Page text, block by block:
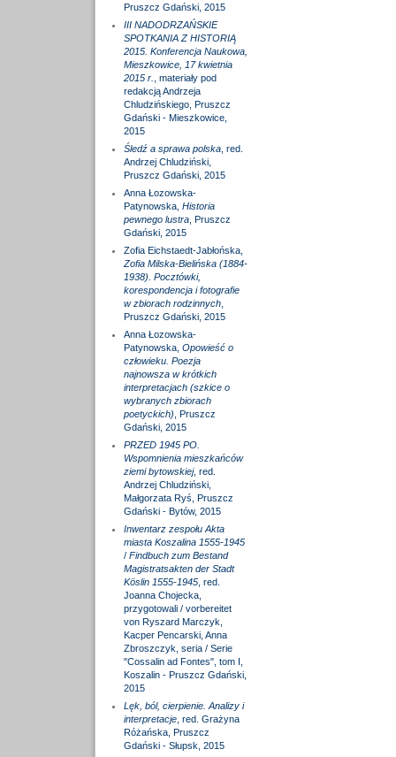
Pruszcz Gdański, 2015
III NADODRZAŃSKIE
SPOTKANIA Z HISTORIĄ
2015. Konferencja Naukowa,
Mieszkowice, 17 kwietnia
2015 r.
, materiały pod
redakcją Andrzeja
Chludzińskiego, Pruszcz
Gdański - Mieszkowice,
2015
Śledź a sprawa polska, red.
Andrzej Chludziński,
Pruszcz Gdański, 2015
Anna Łozowska-
Patynowska, Historia
pewnego lustra, Pruszcz
Gdański, 2015
Zofia Eichstaedt-Jabłońska,
Zofia Milska-Bielińska (1884-
1938). Pocztówki,
korespondencja i fotografie
w zbiorach rodzinnych,
Pruszcz Gdański, 2015
Anna Łozowska-
Patynowska, Opowieść o
człowieku. Poezja
najnowsza w krótkich
interpretacjach (szkice o
wybranych zbiorach
poetyckich) , Pruszcz
Gdański, 2015
PRZED 1945 PO.
Wspomnienia mieszkańców
ziemi bytowskiej, red.
Andrzej Chludziński,
Małgorzata Ryś, Pruszcz
Gdański - Bytów, 2015
Inwentarz zespołu Akta
miasta Koszalina 1555-1945
/ Findbuch zum Bestand
Magistratsakten der Stadt
Köslin 1555-1945, red.
Joanna Chojecka,
przygotowali / vorbereitet
von Ryszard Marczyk,
Kacper Pencarski, Anna
Zbroszczyk, seria / Serie
"Cossalin ad Fontes", tom I,
Koszalin - Pruszcz Gdański,
2015
Lęk, ból, cierpienie. Analizy i
interpretacje, red. Grażyna
Różańska, Pruszcz
Gdański - Słupsk, 2015